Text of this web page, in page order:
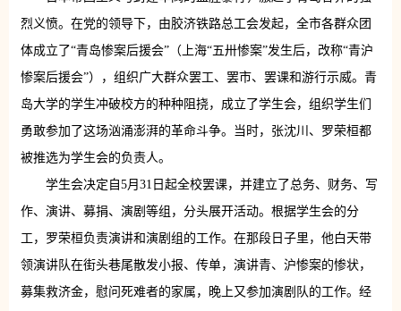
烈义愤。在党的领导下，由胶济铁路总工会发起，全市各群众团
体成立了“青岛惨案后援会”（上海“五卅惨案”发生后，改称“青沪
惨案后援会”），组织广大群众罢工、罢市、罢课和游行示威。青
岛大学的学生冲破校方的种种阻挠，成立了学生会，组织学生们
勇敢参加了这场汹涌澎湃的革命斗争。当时，张沈川、罗荣桓都
被推选为学生会的负责人。
学生会决定自5月31日起全校罢课，并建立了总务、财务、写
作、演讲、募捐、演剧等组，分头展开活动。根据学生会的分
工，罗荣桓负责演讲和演剧组的工作。在那段日子里，他白天带
领演讲队在街头巷尾散发小报、传单，演讲青、沪惨案的惨状，
募集救济金，慰问死难者的家属，晚上又参加演剧队的工作。经